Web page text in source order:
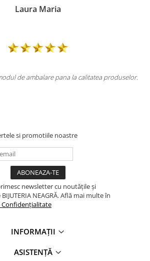
Totul la superlativ! Produsul, fix descrierea,
si promotiile noastre
newsletter cu noutățile și
NEAGRĂ. Află mai multe în
Confidențialitate
INFORMAȚII
ASISTENȚĂ